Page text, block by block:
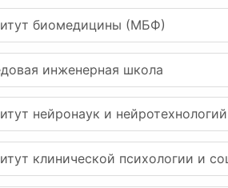
биомедицины (МБФ)
инженерная школа
нейронаук и нейротехнологий
клинической психологии и